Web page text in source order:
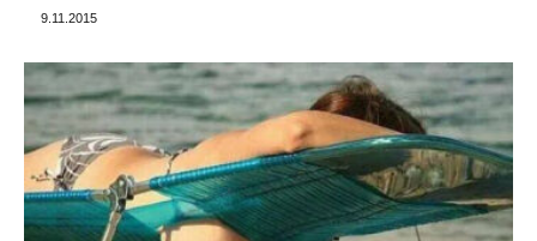
9.11.2015